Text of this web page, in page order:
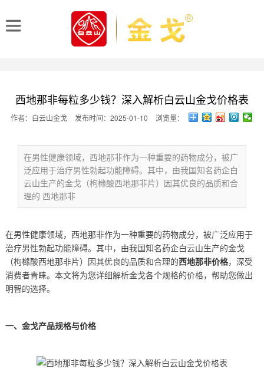
西地那非每粒多少钱？深入解析白云山金戈价格表
作者：白云山金戈 发布时间：2025-01-10 浏览量：
在男性健康领域，西地那非作为一种重要的药物成分，被广
泛应用于治疗男性勃起功能障碍。其中，由我国知名药企白
云山生产的金戈（枸橼酸西地那非片）因其优良的品质和合
理的 西地那非
在男性健康领域，西地那非作为一种重要的药物成分，被广泛应用于
治疗男性勃起功能障碍。其中，由我国知名药企白云山生产的金戈
（枸橼酸西地那非片）因其优良的品质和合理的西地那非价格，深受
消费者青睐。本文将为您详细解析金戈各个规格的价格，帮助您做出
明智的选择。
一、金戈产品规格与价格